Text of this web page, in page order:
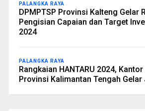
PALANGKA RAYA
DPMPTSP Provinsi Kalteng Gelar
Pengisian Capaian dan Target
2024
PALANGKA RAYA
Rangkaian HANTARU 2024,
Provinsi Kalimantan Tengah Gelar